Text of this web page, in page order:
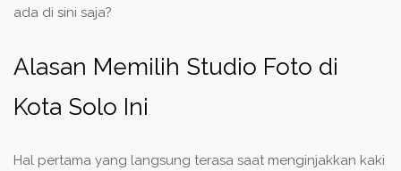
ada di sini saja?
Alasan Memilih Studio Foto di
Kota Solo Ini
Hal pertama yang langsung terasa saat menginjakkan kaki